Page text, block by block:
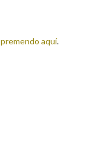
premendo aquí.